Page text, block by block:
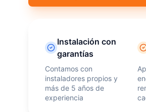
Instalación con
garantías
Contamos con
instaladores propios y
más de 5 años de
experiencia